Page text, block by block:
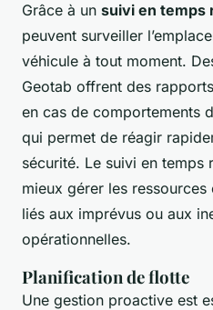
Grâce à un suivi en temps
peuvent surveiller
véhicule à tout moment.
Geotab offrent des
en cas de comportements
qui permet de réagir
sécurité. Le suivi en temps
mieux gérer les
liés aux imprévus ou aux
opérationnelles.
Planification de flotte
Une gestion proactive est